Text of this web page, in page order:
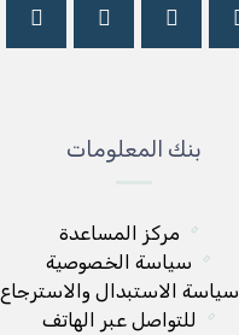
بنك المعلومات
مركز المساعدة
سياسة الخصوصية
سياسة الاستبدال والاسترجاع
للتواصل عبر الهاتف